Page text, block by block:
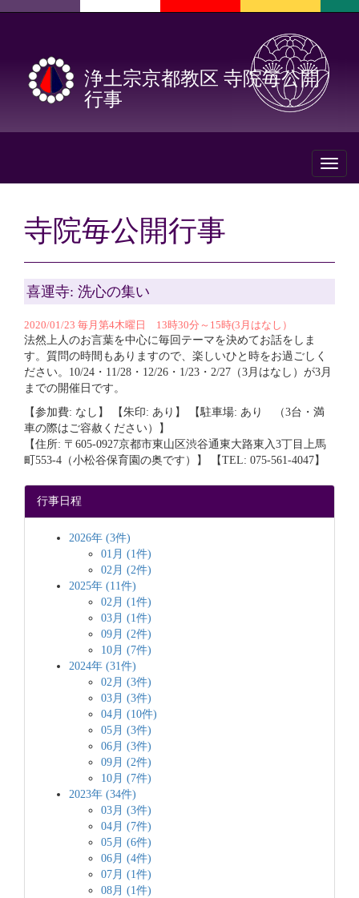
浄土宗京都教区 寺院毎公開
行事
Toggle
寺院毎公開行事
喜運寺: 洗心の集い
2020/01/23 毎月第4木曜日 13時30分～15時(3月はなし）
法然上人のお言葉を中心に毎回テーマを決めてお話をしま
す。質問の時間もありますので、楽しいひと時をお過ごしく
ださい。10/24・11/28・12/26・1/23・2/27（3月はなし）が3月
までの開催日です。
【参加費: なし】 【朱印: あり】 【駐車場: あり （3台・満
車の際はご容赦ください）】
【住所: 〒605-0927京都市東山区渋谷通東大路東入3丁目上馬
町553-4（小松谷保育園の奥です）】 【TEL: 075-561-4047】
行事日程
2026年 (3件)
01月 (1件)
02月 (2件)
2025年 (11件)
02月 (1件)
03月 (1件)
09月 (2件)
10月 (7件)
2024年 (31件)
02月 (3件)
03月 (3件)
04月 (10件)
05月 (3件)
06月 (3件)
09月 (2件)
10月 (7件)
2023年 (34件)
03月 (3件)
04月 (7件)
05月 (6件)
06月 (4件)
07月 (1件)
08月 (1件)